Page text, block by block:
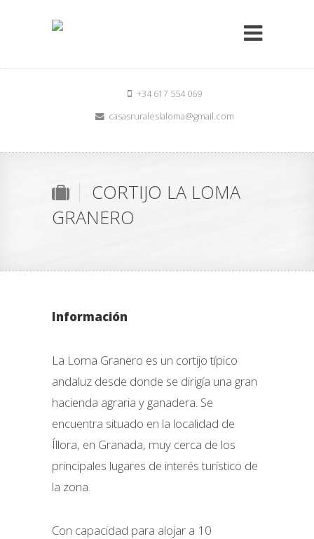
+34 617 554 069
casasruraleslaloma@gmail.com
CORTIJO LA LOMA
GRANERO
Información
La Loma Granero es un cortijo típico
andaluz desde donde se dirigía una gran
hacienda agraria y ganadera. Se
encuentra situado en la localidad de
Íllora, en Granada, muy cerca de los
principales lugares de interés turístico de
la zona.
Con capacidad para alojar a 10